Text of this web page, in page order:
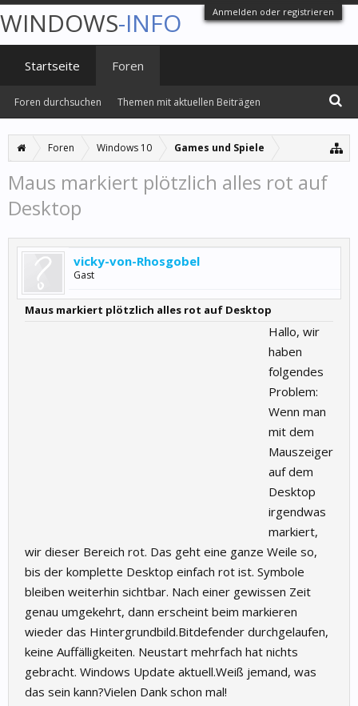
Anmelden oder registrieren
Foren Windows 10 Games und Spiele
Maus markiert plötzlich alles rot auf
Desktop
vicky-von-Rhosgobel
Gast
Maus markiert plötzlich alles rot auf Desktop
Hallo, wir
haben
folgendes
Problem:
Wenn man
mit dem
Mauszeiger
auf dem
Desktop
irgendwas
markiert,
wir dieser Bereich rot. Das geht eine ganze Weile so,
bis der komplette Desktop einfach rot ist. Symbole
bleiben weiterhin sichtbar. Nach einer gewissen Zeit
genau umgekehrt, dann erscheint beim markieren
wieder das Hintergrundbild.Bitdefender durchgelaufen,
keine Auffälligkeiten. Neustart mehrfach hat nichts
gebracht. Windows Update aktuell.Weiß jemand, was
das sein kann?Vielen Dank schon mal!
WINDOWS-INFO
Startseite Foren
Foren durchsuchen Themen mit aktuellen Beiträgen